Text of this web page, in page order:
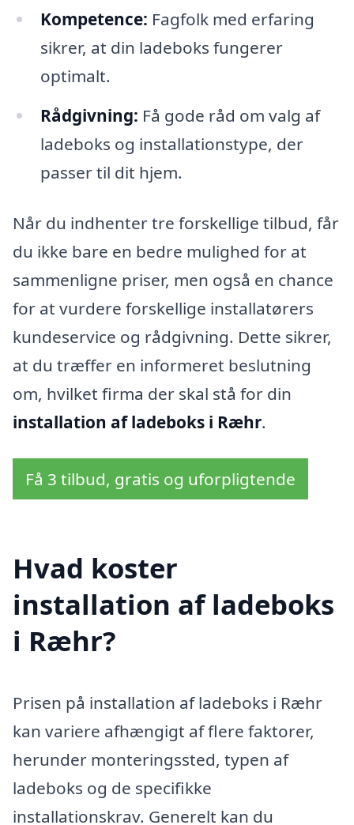
Kompetence: Fagfolk med erfaring
sikrer, at din ladeboks fungerer
optimalt.
Rådgivning: Få gode råd om valg af
ladeboks og installationstype, der
passer til dit hjem.
Når du indhenter tre forskellige tilbud, får
du ikke bare en bedre mulighed for at
sammenligne priser, men også en chance
for at vurdere forskellige installatørers
kundeservice og rådgivning. Dette sikrer,
at du træffer en informeret beslutning
om, hvilket firma der skal stå for din
installation af ladeboks i Ræhr.
Få 3 tilbud, gratis og uforpligtende
Hvad koster
installation af ladeboks
i Ræhr?
Prisen på installation af ladeboks i Ræhr
kan variere afhængigt af flere faktorer,
herunder monteringssted, typen af
ladeboks og de specifikke
installationskrav. Generelt kan du